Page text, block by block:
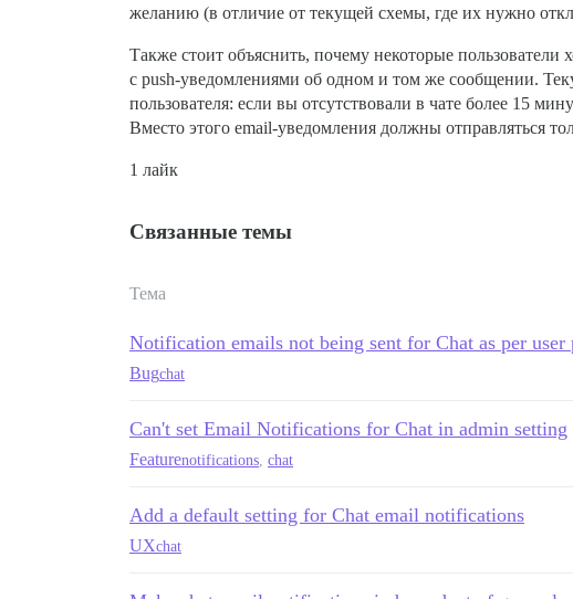
желанию (в отличие от текущей схемы, где их нужно
Также стоит объяснить, почему некоторые
с push-уведомлениями об одном и том же сообщении.
пользователя: если вы отсутствовали в чате более 15
Вместо этого email-уведомления должны отправляться
1 лайк
Связанные темы
Тема
Notification emails not being sent for Chat as per user
Bugchat
Can't set Email Notifications for Chat in admin setting
Featurenotifications chat
Add a default setting for Chat email notifications
UXchat